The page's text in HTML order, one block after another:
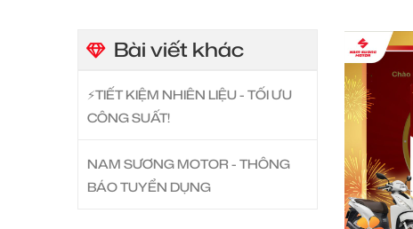
Bài viết khác
⚡️TIẾT KIỆM NHIÊN LIỆU - TỐI ƯU
CÔNG SUẤT!
NAM SƯƠNG MOTOR - THÔNG
BÁO TUYỂN DỤNG